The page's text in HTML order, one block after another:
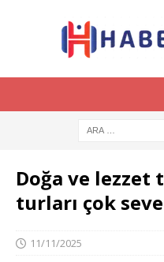
Doğa ve lezzet
turları çok
11/11/2025